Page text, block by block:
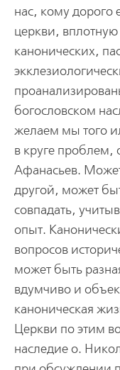
нас, кому дорого
церкви,
канонических,
богословском
желаем мы того
в круге проблем,
Афанасьев.
другой, может
совпадать,
опыт.
вопросов
может быть
вдумчиво и
каноническая
Церкви по этим
наследие о.